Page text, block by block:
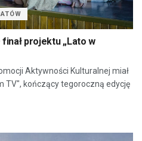
projektu „Lato w
Aktywności Kulturalnej miał
TV", kończący tegoroczną edycję